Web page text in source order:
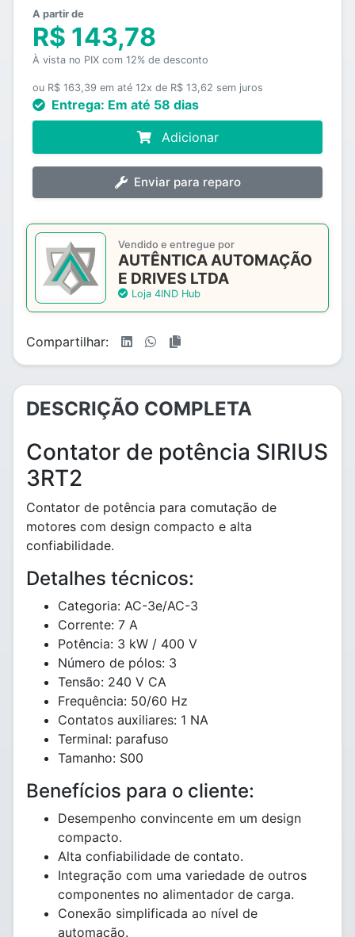
A partir de
R$ 143,78
À vista no PIX com 12% de desconto
ou R$ 163,39 em até 12x de R$ 13,62 sem juros
Entrega: Em até 58 dias
Adicionar
Enviar para reparo
Vendido e entregue por
AUTÊNTICA AUTOMAÇÃO
E DRIVES LTDA
Loja 4IND Hub
Compartilhar:
DESCRIÇÃO COMPLETA
Contator de potência SIRIUS
3RT2
Contator de potência para comutação de
motores com design compacto e alta
confiabilidade.
Detalhes técnicos:
Categoria: AC-3e/AC-3
Corrente: 7 A
Potência: 3 kW / 400 V
Número de pólos: 3
Tensão: 240 V CA
Frequência: 50/60 Hz
Contatos auxiliares: 1 NA
Terminal: parafuso
Tamanho: S00
Benefícios para o cliente:
Desempenho convincente em um design
compacto.
Alta confiabilidade de contato.
Integração com uma variedade de outros
componentes no alimentador de carga.
Conexão simplificada ao nível de
automação.